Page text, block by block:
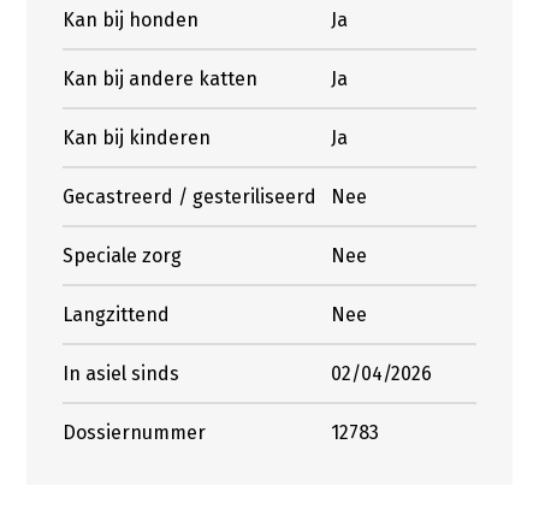
Kan bij honden Ja
Kan bij andere katten Ja
Kan bij kinderen Ja
Gecastreerd / gesteriliseerd Nee
Speciale zorg Nee
Langzittend Nee
In asiel sinds 02/04/2026
Dossiernummer 12783